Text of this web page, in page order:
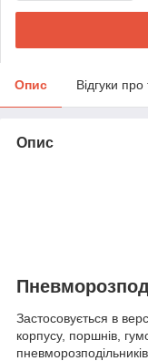
Опис Відгуки про
Опис
Застосовується в
корпусу, поршнів,